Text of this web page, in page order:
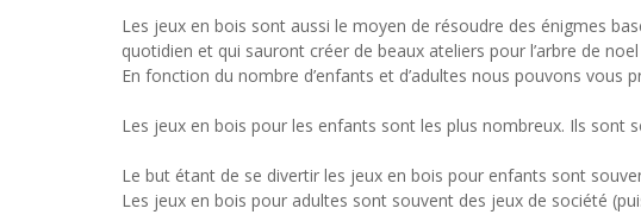
Les jeux en bois sont aussi le moyen de résoudre des énigmes
quotidien et qui sauront créer de beaux ateliers pour l’arbre de
En fonction du nombre d’enfants et d’adultes nous pouvons vous
Les jeux en bois pour les enfants sont les plus nombreux. Ils sont
Le but étant de se divertir les jeux en bois pour enfants sont
Les jeux en bois pour adultes sont souvent des jeux de société